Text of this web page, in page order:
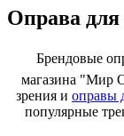
Оправа для
Брендовые
магазина "Мир
зрения и оправы
популярные